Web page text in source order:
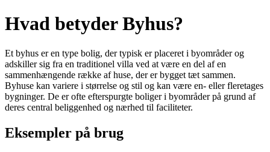
Hvad betyder Byhus?
Et byhus er en type bolig, der typisk er placeret i byområder og
adskiller sig fra en traditionel villa ved at være en del af en
sammenhængende række af huse, der er bygget tæt sammen.
Byhuse kan variere i størrelse og stil og kan være en- eller fleretages
bygninger. De er ofte efterspurgte boliger i byområder på grund af
deres central beliggenhed og nærhed til faciliteter.
Eksempler på brug